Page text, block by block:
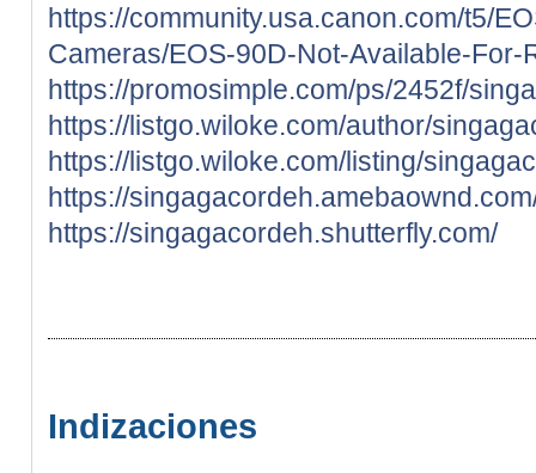
https://community.usa.canon.com/t5/
Cameras/EOS-90D-Not-Available-For-
https://promosimple.com/ps/2452f/
https://listgo.wiloke.com/author/
https://listgo.wiloke.com/listing/
https://
https://singagacordeh.shutterfly.com/
Indizaciones